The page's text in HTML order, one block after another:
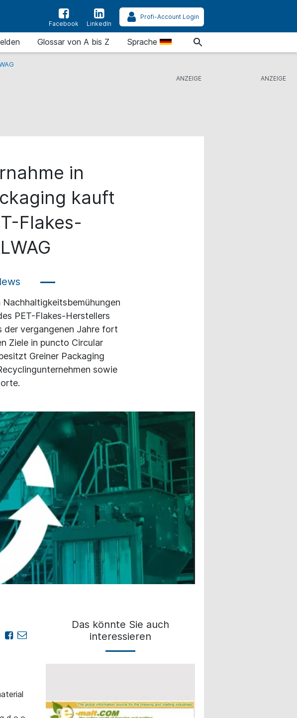
Facebook LinkedIn
Profi-Account Login
Glossar von A bis Z Sprache
in
kauft
Flakes-
PET-Flakes-Herstellers
der vergangenen Jahre fort
Ziele in puncto Circular
Greiner Packaging
sowie
Das könnte Sie auch
interessieren